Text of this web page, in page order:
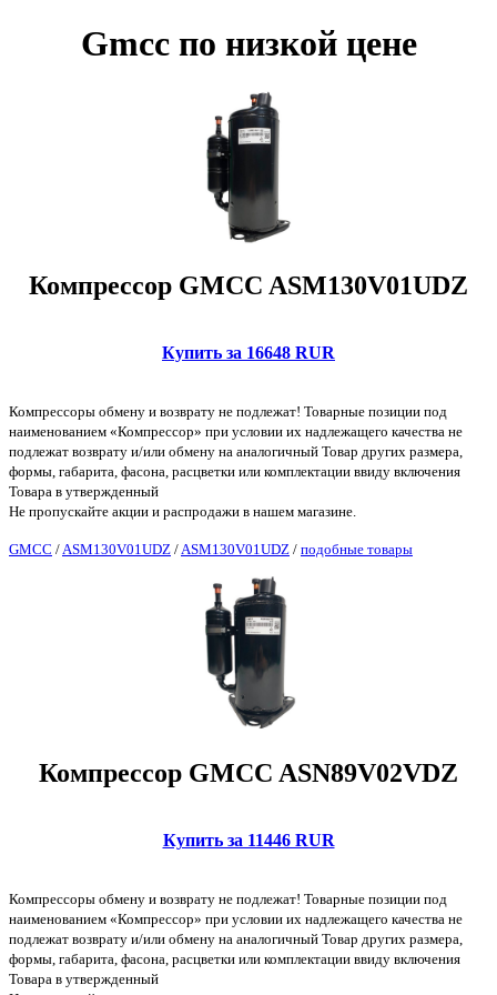
Gmcc по низкой цене
Компрессор GMCC ASM130V01UDZ
Купить за 16648 RUR
Компрессоры обмену и возврату не подлежат! Товарные позиции под
наименованием «Компрессор» при условии их надлежащего качества не
подлежат возврату и/или обмену на аналогичный Товар других размера,
формы, габарита, фасона, расцветки или комплектации ввиду включения
Товара в утвержденный
Не пропускайте акции и распродажи в нашем магазине.
GMCC / ASM130V01UDZ / ASM130V01UDZ / подобные товары
Компрессор GMCC ASN89V02VDZ
Купить за 11446 RUR
Компрессоры обмену и возврату не подлежат! Товарные позиции под
наименованием «Компрессор» при условии их надлежащего качества не
подлежат возврату и/или обмену на аналогичный Товар других размера,
формы, габарита, фасона, расцветки или комплектации ввиду включения
Товара в утвержденный